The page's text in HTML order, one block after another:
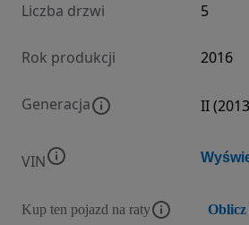
Liczba drzwi 5
Rok produkcji 2016
Generacja II
VIN
Kup ten pojazd na raty Oblicz